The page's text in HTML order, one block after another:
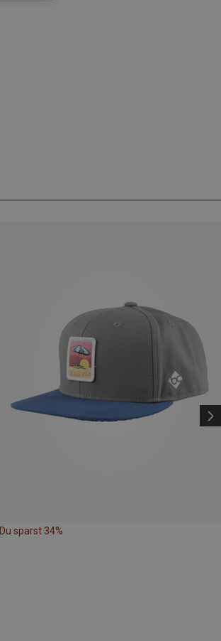
Du sparst 34%